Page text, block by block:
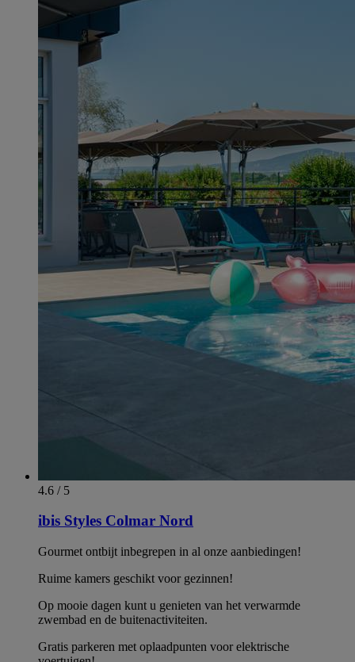
4.6 / 5
ibis Styles Colmar Nord
Gourmet ontbijt inbegrepen in al onze aanbiedingen!
Ruime kamers geschikt voor gezinnen!
Op mooie dagen kunt u genieten van het verwarmde
zwembad en de buitenactiviteiten.
Gratis parkeren met oplaadpunten voor elektrische